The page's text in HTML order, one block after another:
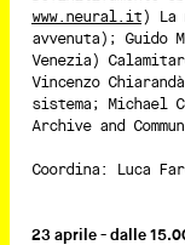
www.neural.it ) La
avvenuta); Guido
Venezia)
Vincenzo
sistema; Michael
Archive and
Coordina: Luca
23 aprile - dalle